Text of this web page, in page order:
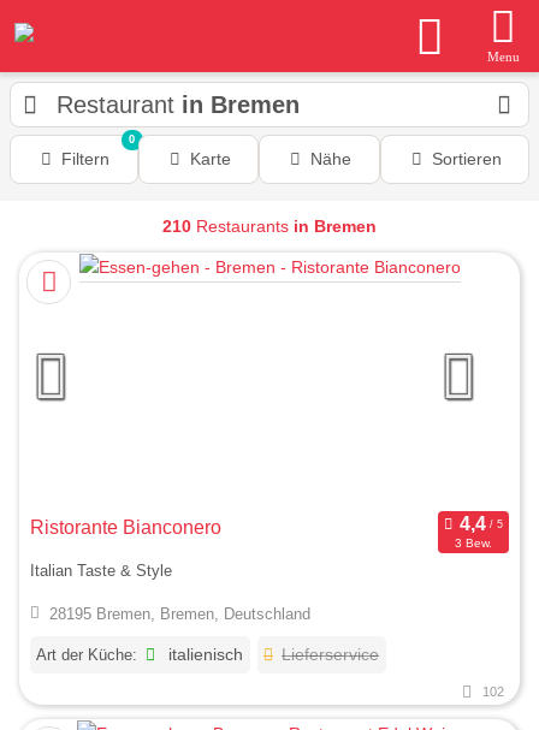
Menu
Restaurant in Bremen
Filtern
0
Karte Nähe Sortieren
210 Restaurants in Bremen
Ristorante Bianconero
3 Bew.
Italian Taste & Style
28195 Bremen, Bremen, Deutschland
Art der Küche: italienisch Lieferservice
102